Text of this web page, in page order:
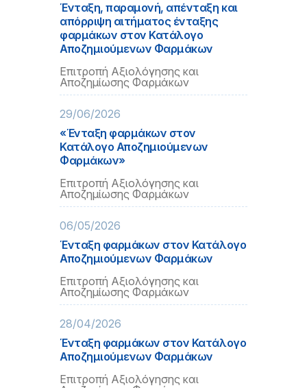
Ένταξη, παραμονή, απένταξη και
απόρριψη αιτήματος ένταξης
φαρμάκων στον Κατάλογο
Αποζημιούμενων Φαρμάκων
Επιτροπή Αξιολόγησης και
Αποζημίωσης Φαρμάκων
29/06/2026
«Ένταξη φαρμάκων στον
Κατάλογο Αποζημιούμενων
Φαρμάκων»
Επιτροπή Αξιολόγησης και
Αποζημίωσης Φαρμάκων
06/05/2026
Ένταξη φαρμάκων στον Κατάλογο
Αποζημιούμενων Φαρμάκων
Επιτροπή Αξιολόγησης και
Αποζημίωσης Φαρμάκων
28/04/2026
Ένταξη φαρμάκων στον Κατάλογο
Αποζημιούμενων Φαρμάκων
Επιτροπή Αξιολόγησης και